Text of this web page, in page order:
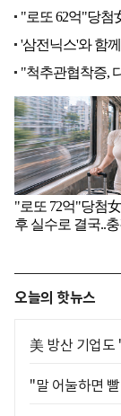
오늘의 핫뉴스
美 방산 기업
"말 어눌하면